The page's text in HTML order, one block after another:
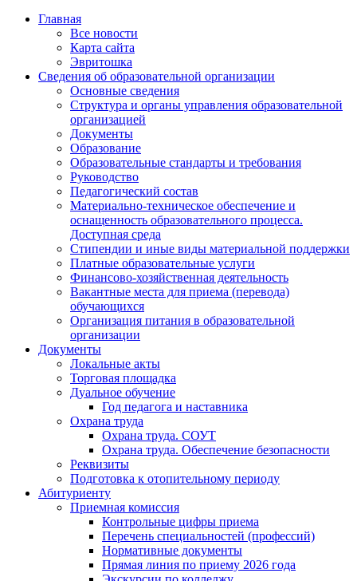
Главная
Все новости
Карта сайта
Эвритошка
Сведения об образовательной организации
Основные сведения
Структура и органы управления образовательной
организацией
Документы
Образование
Образовательные стандарты и требования
Руководство
Педагогический состав
Материально-техническое обеспечение и
оснащенность образовательного процесса.
Доступная среда
Стипендии и иные виды материальной поддержки
Платные образовательные услуги
Финансово-хозяйственная деятельность
Вакантные места для приема (перевода)
обучающихся
Организация питания в образовательной
организации
Документы
Локальные акты
Торговая площадка
Дуальное обучение
Год педагога и наставника
Охрана труда
Охрана труда. СОУТ
Охрана труда. Обеспечение безопасности
Реквизиты
Подготовка к отопительному периоду
Абитуриенту
Приемная комиссия
Контрольные цифры приема
Перечень специальностей (профессий)
Нормативные документы
Прямая линия по приему 2026 года